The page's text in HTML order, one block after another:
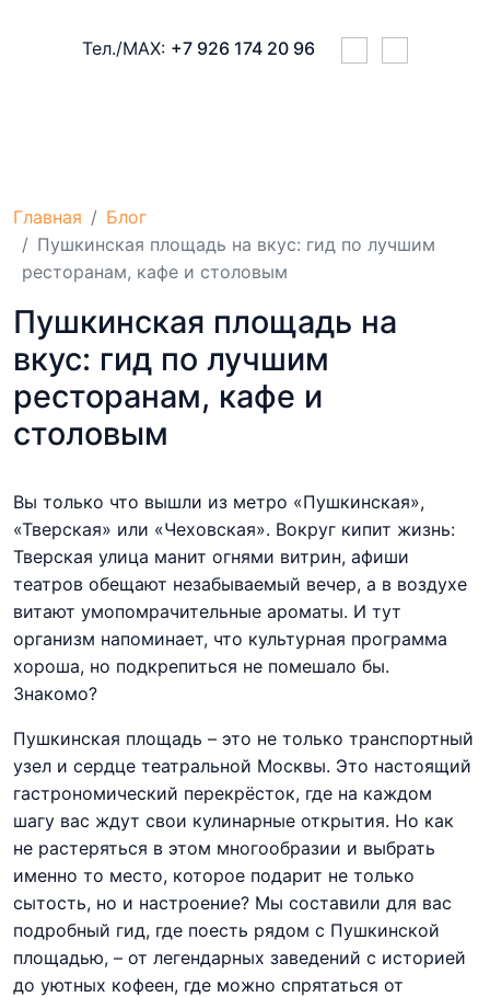
Тел./МАХ: +7 926 174 20 96
Главная
Блог
Пушкинская площадь на вкус: гид по лучшим
ресторанам, кафе и столовым
Пушкинская площадь на
вкус: гид по лучшим
ресторанам, кафе и
столовым
Вы только что вышли из метро «Пушкинская»,
«Тверская» или «Чеховская». Вокруг кипит жизнь:
Тверская улица манит огнями витрин, афиши
театров обещают незабываемый вечер, а в воздухе
витают умопомрачительные ароматы. И тут
организм напоминает, что культурная программа
хороша, но подкрепиться не помешало бы.
Знакомо?
Пушкинская площадь – это не только транспортный
узел и сердце театральной Москвы. Это настоящий
гастрономический перекрёсток, где на каждом
шагу вас ждут свои кулинарные открытия. Но как
не растеряться в этом многообразии и выбрать
именно то место, которое подарит не только
сытость, но и настроение? Мы составили для вас
подробный гид, где поесть рядом с Пушкинской
площадью, – от легендарных заведений с историей
до уютных кофеен, где можно спрятаться от